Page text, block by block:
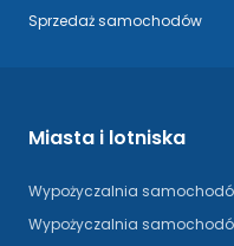
Sprzedaż samochodów
Miasta i lotniska
Wypożyczalnia
Wypożyczalnia